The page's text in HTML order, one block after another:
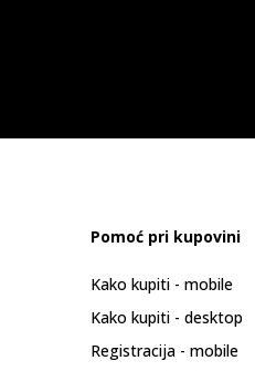
Pomoć pri kupovini
Kako kupiti - mobile
Kako kupiti - desktop
Registracija - mobile